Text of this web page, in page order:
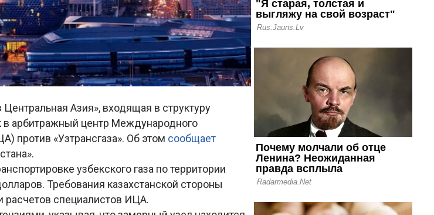
Азия», входящая в структуру
в арбитражный центр Международного
против «Узтрансгаза». Об этом сообщает
узбекского газа по территории
Требования казахстанской стороны
специалистов ИЦА.